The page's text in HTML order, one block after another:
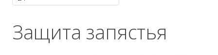
Защита запястья